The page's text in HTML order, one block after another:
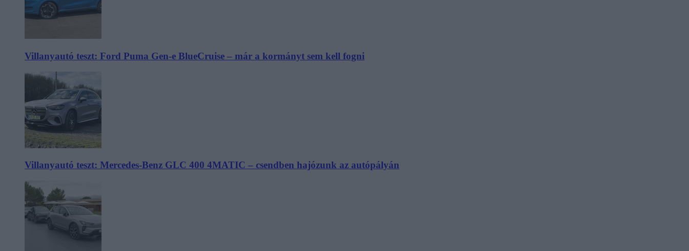
Villanyautó teszt: Ford Puma Gen-e BlueCruise – már a kormányt sem kell fogni
Villanyautó teszt: Mercedes-Benz GLC 400 4MATIC – csendben hajózunk az autópályán